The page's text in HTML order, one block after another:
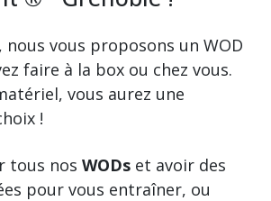
nous vous proposons un WOD
faire à la box ou chez vous.
vous aurez une
!
tous nos WODs et avoir des
pour vous entraîner, ou